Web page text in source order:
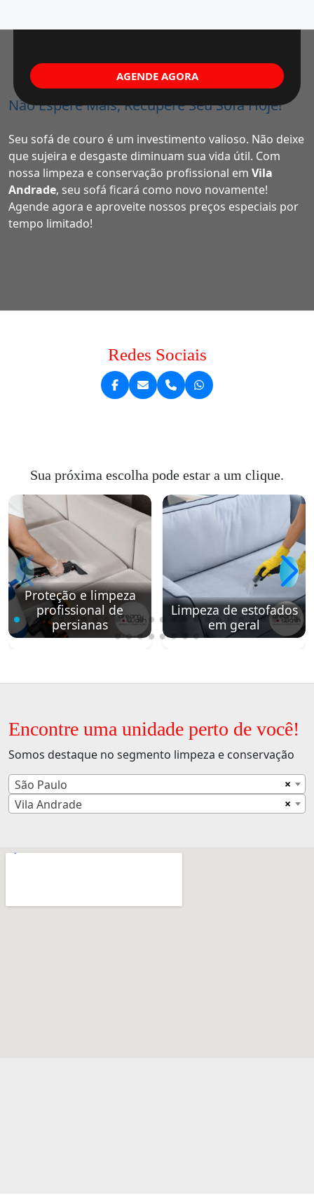
Não Espere Mais, Recupere Seu Sofá Hoje!
Seu sofá de couro é um investimento valioso. Não deixe
que sujeira e desgaste diminuam sua vida útil. Com
nossa limpeza e conservação profissional em Vila
Andrade, seu sofá ficará como novo novamente!
Agende agora e aproveite nossos preços especiais por
tempo limitado!
AGENDE AGORA
Redes Sociais
Sua próxima escolha pode estar a um clique.
Proteção e limpeza
profissional de
persianas
Limpeza de estofados
em geral
Encontre uma unidade perto de você!
Somos destaque no segmento limpeza e conservação
×
São Paulo
×
Vila Andrade